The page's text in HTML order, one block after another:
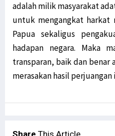
adalah milik masyarakat
untuk mengangkat harkat
Papua sekaligus
hadapan negara. Maka
transparan, baik dan
merasakan hasil perjuangan